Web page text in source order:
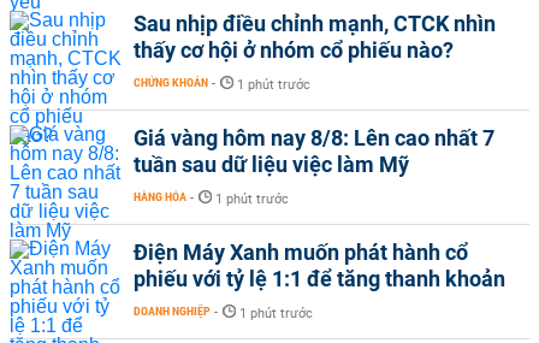
Sau nhịp điều chỉnh mạnh, CTCK nhìn
thấy cơ hội ở nhóm cổ phiếu nào?
CHỨNG KHOÁN - 1 phút trước
Giá vàng hôm nay 8/8: Lên cao nhất 7
tuần sau dữ liệu việc làm Mỹ
HÀNG HÓA - 1 phút trước
Điện Máy Xanh muốn phát hành cổ
phiếu với tỷ lệ 1:1 để tăng thanh khoản
DOANH NGHIỆP - 1 phút trước